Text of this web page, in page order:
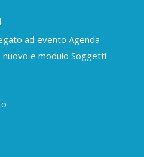
ad evento Agenda
e modulo Soggetti